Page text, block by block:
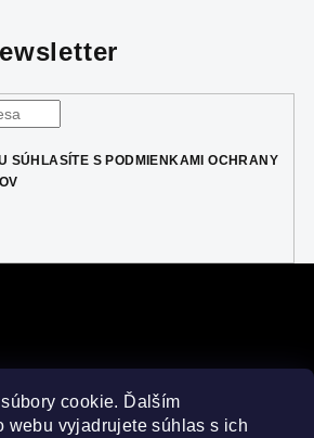
cookie. Ďalším
webu vyjadrujete súhlas s ich
á
d
a
e
k
p
s
SÚHLASÍTE S PODMIENKAMI OCHRANY